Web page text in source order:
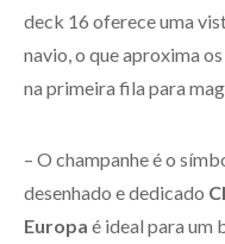
deck 16 oferece uma
navio, o que aproxima
na primeira fila para
– O champanhe é o
desenhado e dedicado
Europa é ideal para um